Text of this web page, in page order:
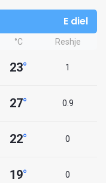
E diel
°C Reshje
23° 1
27° 0.9
22° 0
19° 0